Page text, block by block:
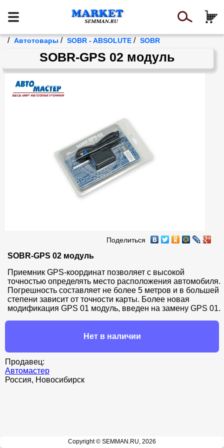
/ Автотовары / SOBR - ABSOLUTE / SOBR
SOBR-GPS 02 модуль
Поделиться
SOBR-GPS 02 модуль
Приемник GPS-координат позволяет с высокой
точностью определять место расположения автомобиля.
Погрешность составляет не более 5 метров и в большей
степени зависит от точности карты. Более новая
модификация GPS 01 модуль, введен на замену GPS 01.
Нет в наличии
Продавец:
Автомастер
Россия, Новосибирск
Copyright © SEMMAN.RU, 2026